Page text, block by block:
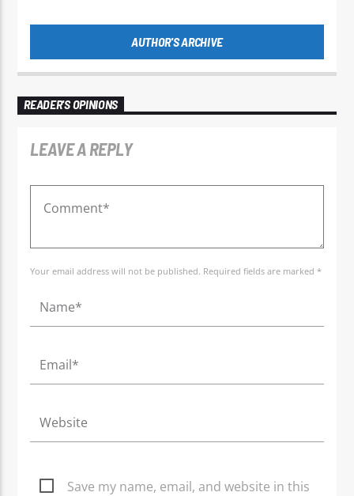
AUTHOR'S ARCHIVE
READER'S OPINIONS
LEAVE A REPLY
Your email address will not be published. Required fields are marked *
Save my name, email, and website in this